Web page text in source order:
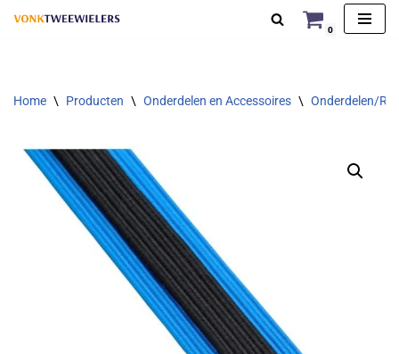
de
0
Home \ Producten \ Onderdelen en Accessoires \ Onderdelen/